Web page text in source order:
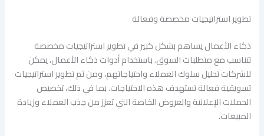
تطوير استراتيجيات مخصصة وفعالة
ذكاء الأعمال يساهم بشكل كبير في تطوير استراتيجيات مخصصة
تتناسب مع متطلبات السوق. باستخدام أدوات ذكاء الأعمال، يمكن
للشركات تحليل سلوك العملاء واحتياجاتهم، ومن ثم تطوير استراتيجيات
تسويقية فعالة تستهدف هذه الاحتياجات. بما في ذلك، تخصيص
الحملات الإعلانية والعروض الخاصة التي تعزز من جذب العملاء وزيادة
المبيعات.